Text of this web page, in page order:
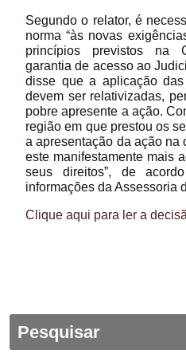
Segundo o relator, é
norma “às novas
princípios previstos na
garantia de acesso ao
disse que a aplicação
devem ser relativizadas,
pobre apresente a ação.
região em que prestou os
a apresentação da ação na
este manifestamente mais
seus direitos”, de
informações da Assessoria
Clique aqui para ler a
Pesquisar